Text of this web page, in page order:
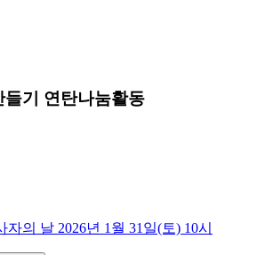
기 연탄나눔활동
자의 날 2026년 1월 31일(토) 10시